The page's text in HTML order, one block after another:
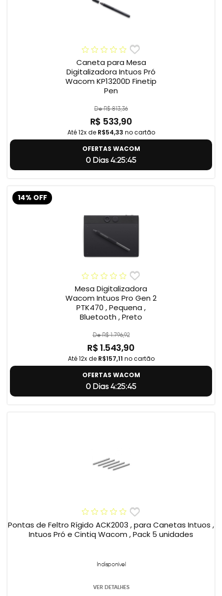
Caneta para Mesa
Digitalizadora Intuos Pró
Wacom KP13200D Finetip
Pen
De R$ 813,36
R$ 533,90
Até 12x de R$54,33 no cartão
OFERTAS WACOM
0 Dias 4:25:45
14% OFF
Mesa Digitalizadora
Wacom Intuos Pro Gen 2
PTK470 , Pequena ,
Bluetooth , Preto
De R$ 1.796,92
R$ 1.543,90
Até 12x de R$157,11 no cartão
OFERTAS WACOM
0 Dias 4:25:45
Pontas de Feltro Rígido ACK2003 , para Canetas Intuos ,
Intuos Pró e Cintiq Wacom , Pack 5 unidades
Indisponível
VER DETALHES